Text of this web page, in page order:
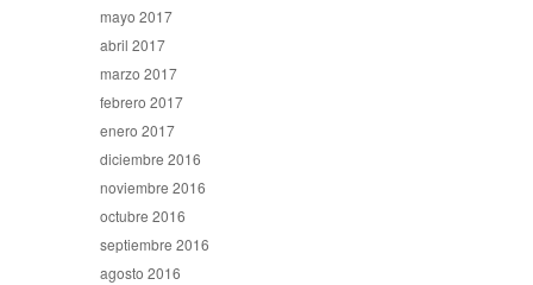
mayo 2017
abril 2017
marzo 2017
febrero 2017
enero 2017
diciembre 2016
noviembre 2016
octubre 2016
septiembre 2016
agosto 2016